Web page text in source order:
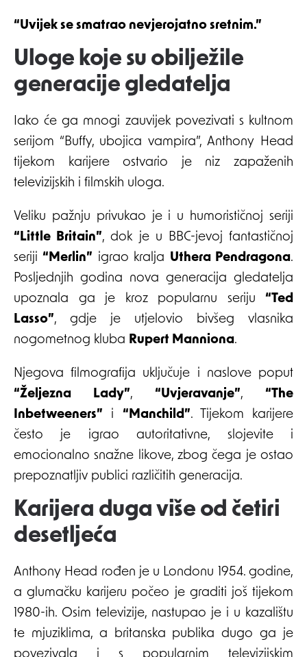
“Uvijek se smatrao nevjerojatno sretnim.”
Uloge koje su obilježile
generacije gledatelja
Iako će ga mnogi zauvijek povezivati s kultnom
serijom “Buffy, ubojica vampira”, Anthony Head
tijekom karijere ostvario je niz zapaženih
televizijskih i filmskih uloga.
Veliku pažnju privukao je i u humorističnoj seriji
“Little Britain”, dok je u BBC-jevoj fantastičnoj
seriji“Merlin” igrao kralja Uthera Pendragona.
Posljednjih godina nova generacija gledatelja
upoznala ga je kroz popularnu seriju “Ted
Lasso”, gdje je utjelovio bivšeg vlasnika
nogometnog kluba Rupert Manniona.
Njegova filmografija uključuje i naslove poput
“Željezna Lady”, “Uvjeravanje”, “The
Inbetweeners” i “Manchild”. Tijekom karijere
često je igrao autoritativne, slojevite i
emocionalno snažne likove, zbog čega je ostao
prepoznatljiv publici različitih generacija.
Karijera duga više od četiri
desetljeća
Anthony Head rođen je u Londonu 1954. godine,
a glumačku karijeru počeo je graditi još tijekom
1980-ih. Osim televizije, nastupao je i u kazalištu
te mjuziklima, a britanska publika dugo ga je